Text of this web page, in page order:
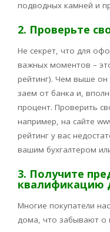
подводных камней и
2. Проверьте
Не секрет, что для
важных моментов –
рейтинг). Чем выше он
заем от банка и,
процент. Проверить
например, на сайте
рейтинг у вас
вашим бухгалтером
3. Получите
квалификацию
Многие покупатели
дома, что забывают о